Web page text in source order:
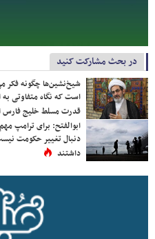
در بحث مشارکت کنید
شیخ‌نشین‌ها چگونه فکر
است که نگاه متفاوتی به
قدرت مسلط خلیج
ابوالفتح: برای ترامپ
دنبال تغییر حکومت
داشتند